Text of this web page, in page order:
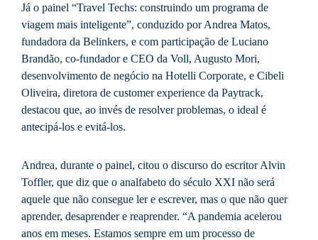
Já o painel “Travel Techs: construindo um programa de
viagem mais inteligente”, conduzido por Andrea Matos,
fundadora da Belinkers, e com participação de Luciano
Brandão, co-fundador e CEO da Voll, Augusto Mori,
desenvolvimento de negócio na Hotelli Corporate, e Cibeli
Oliveira, diretora de customer experience da Paytrack,
destacou que, ao invés de resolver problemas, o ideal é
antecipá-los e evitá-los.
Andrea, durante o painel, citou o discurso do escritor Alvin
Toffler, que diz que o analfabeto do século XXI não será
aquele que não consegue ler e escrever, mas o que não quer
aprender, desaprender e reaprender. “A pandemia acelerou
anos em meses. Estamos sempre em um processo de